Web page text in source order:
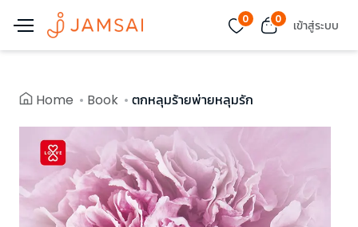
0 0 เข้าสู่ระบบ
Home Book ตกหลุมร้ายพ่ายหลุมรัก